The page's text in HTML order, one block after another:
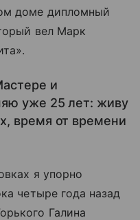
доме дипломный
вел Марк
и
уже 25 лет: живу
время от времени
я упорно
четыре года назад
Галина